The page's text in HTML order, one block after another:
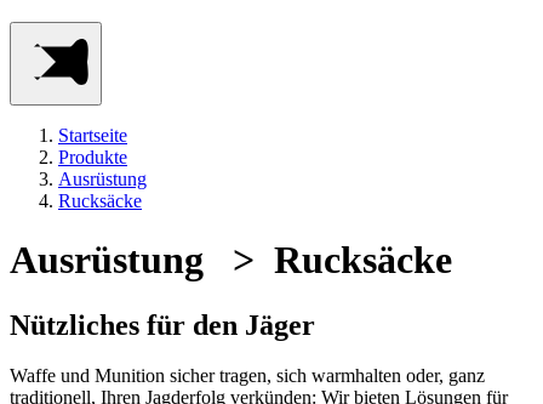
Startseite
Produkte
Ausrüstung
Rucksäcke
Ausrüstung > Rucksäcke
Nützliches für den Jäger
Waffe und Munition sicher tragen, sich warmhalten oder, ganz
traditionell, Ihren Jagderfolg verkünden: Wir bieten Lösungen für